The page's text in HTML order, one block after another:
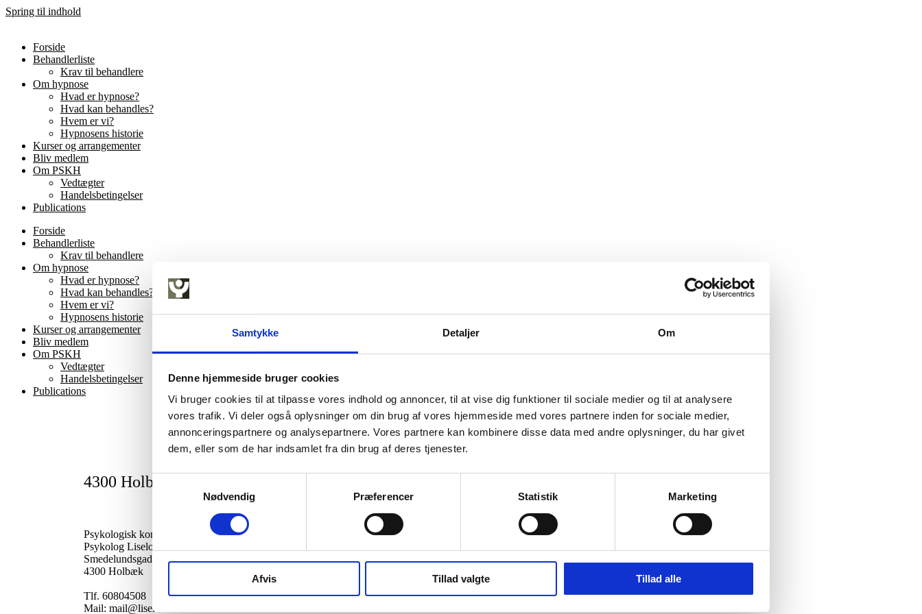
Samtykke Detaljer Om
Denne hjemmeside bruger cookies
Vi bruger cookies til at tilpasse vores indhold og annoncer, til at vise dig funktioner til sociale medier og til at analysere
vores trafik. Vi deler også oplysninger om din brug af vores hjemmeside med vores partnere inden for sociale medier,
annonceringspartnere og analysepartnere. Vores partnere kan kombinere disse data med andre oplysninger, du har givet
dem, eller som de har indsamlet fra din brug af deres tjenester.
Samtykkevalg
Nødvendig
Præferencer Statistik Marketing
Afvis Tillad valgte Tillad alle
Spring til indhold
Forside
Behandlerliste
Krav til behandlere
Om hypnose
Hvad er hypnose?
Hvad kan behandles?
Hvem er vi?
Hypnosens historie
Kurser og arrangementer
Bliv medlem
Om PSKH
Vedtægter
Handelsbetingelser
Publications
Forside
Behandlerliste
Krav til behandlere
Om hypnose
Hvad er hypnose?
Hvad kan behandles?
Hvem er vi?
Hypnosens historie
Kurser og arrangementer
Bliv medlem
Om PSKH
Vedtægter
Handelsbetingelser
Publications
4300 Holbæk – Liselotte Valentin
Psykologisk konsultation v/
Psykolog Liselotte Valentin, cand. Psych. Aut. Specialist i klinisk psykologi
Smedelundsgade 16, 1. sal
4300 Holbæk
Tlf. 60804508
Mail: mail@liselottevalentin.dk